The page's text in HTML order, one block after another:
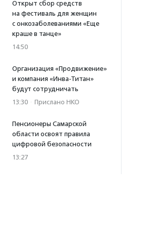
Открыт сбор средств
на фестиваль для женщин
с онкозаболеваниями «Еще
краше в танце»
14:50
Организация «Продвижение»
и компания «Инва-Титан»
будут сотрудничать
13:30 · Прислано НКО
Пенсионеры Самарской
области освоят правила
цифровой безопасности
13:27